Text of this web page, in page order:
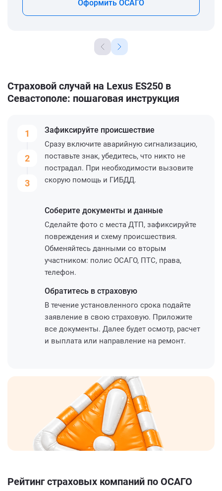
Оформить ОСАГО
Страховой случай на Lexus ES250 в
Севастополе: пошаговая инструкция
1
2
3
Зафиксируйте происшествие
Сразу включите аварийную сигнализацию,
поставьте знак, убедитесь, что никто не
пострадал. При необходимости вызовите
скорую помощь и ГИБДД.
Соберите документы и данные
Сделайте фото с места ДТП, зафиксируйте
повреждения и схему происшествия.
Обменяйтесь данными со вторым
участником: полис ОСАГО, ПТС, права,
телефон.
Обратитесь в страховую
В течение установленного срока подайте
заявление в свою страховую. Приложите
все документы. Далее будет осмотр, расчет
и выплата или направление на ремонт.
Рейтинг страховых компаний по ОСАГО